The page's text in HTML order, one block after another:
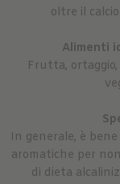
oltre il
Alimenti
Frutta,
In generale, è
aromatiche per
di dieta